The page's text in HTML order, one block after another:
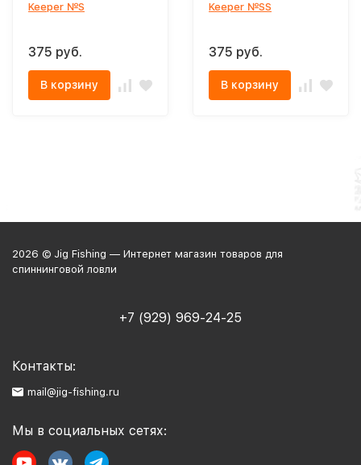
Keeper №S
375 руб.
В корзину
Keeper №SS
375 руб.
В корзину
2026 © Jig Fishing — Интернет магазин товаров для
спиннинговой ловли
+7 (929) 969-24-25
Контакты:
mail@jig-fishing.ru
Мы в социальных сетях: